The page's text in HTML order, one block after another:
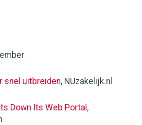
snel uitbreiden, NUzakelijk.nl
Down Its Web Portal ,